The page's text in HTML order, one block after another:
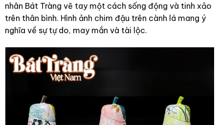
nhân Bát Tràng vẽ tay một cách sống động và tinh xảo
trên thân bình. Hình ảnh chim đậu trên cành lá mang ý
nghĩa về sự tự do, may mắn và tài lộc.